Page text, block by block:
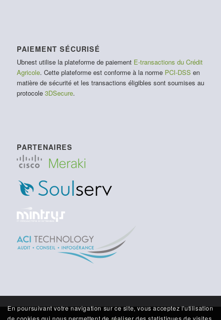
PAIEMENT SÉCURISÉ
Ubnest utilise la plateforme de paiement E-transactions du Crédit
Agricole. Cette plateforme est conforme à la norme PCI-DSS en
matière de sécurité et les transactions éligibles sont soumises au
protocole 3DSecure.
PARTENAIRES
En poursuivant votre navigation sur ce site, vous acceptez l'utilisation